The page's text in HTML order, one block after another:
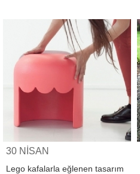
30 NİSAN
Lego kafalarla eğlenen tasarım